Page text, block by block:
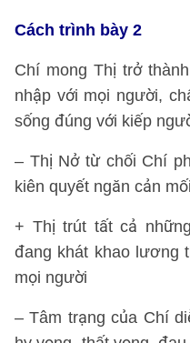
Cách trình bày 2
Chí mong Thị trở
nhập với mọi người,
sống đúng với kiếp
– Thị Nở từ chối Chí
kiên quyết ngăn cản
+ Thị trút tất cả
đang khát khao lương
mọi người
– Tâm trạng của Chí